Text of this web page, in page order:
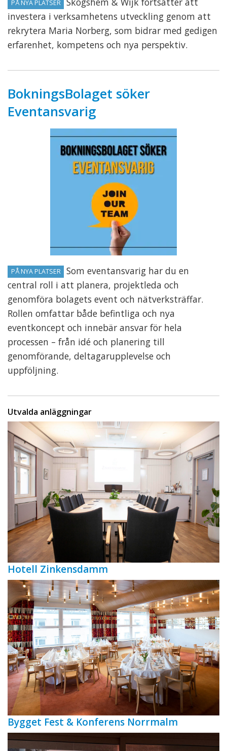
PÅ NYA PLATSER
investera i verksamhetens utveckling genom att
rekrytera Maria Norberg, som bidrar med gedigen
erfarenhet, kompetens och nya perspektiv.
BokningsBolaget söker
Eventansvarig
PÅ NYA PLATSER
Som eventansvarig har du en
central roll i att planera, projektleda och
genomföra bolagets event och nätverksträffar.
Rollen omfattar både befintliga och nya
eventkoncept och innebär ansvar för hela
processen – från idé och planering till
genomförande, deltagarupplevelse och
uppföljning.
Utvalda anläggningar
Hotell Zinkensdamm
Bygget Fest & Konferens Norrmalm